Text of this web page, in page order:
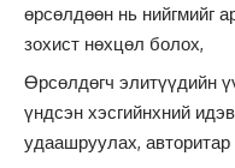
өрсөлдөөн нь нийгмийг
зохист нөхцөл болох,
Өрсөлдөгч элитүүдийн
үндсэн хэсгийнхний
удаашруулах, авторитар